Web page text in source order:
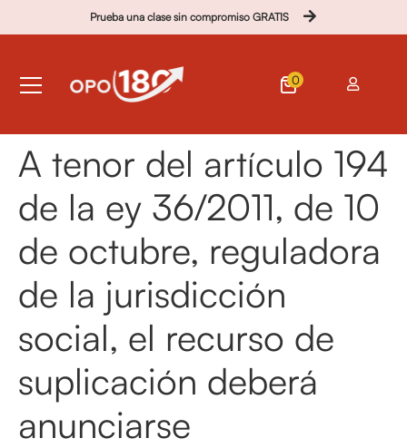
Prueba una clase sin compromiso GRATIS
0
A tenor del artículo 194
de la ey 36/2011, de 10
de octubre, reguladora
de la jurisdicción
social, el recurso de
suplicación deberá
anunciarse